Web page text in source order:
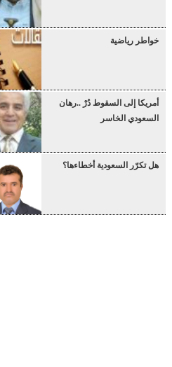
خواطر رياضية
أمريكا إلى السقوط دُرْ ..رهان
السعودي الخاسر
هل تكرّر السعودية أخطاءها؟